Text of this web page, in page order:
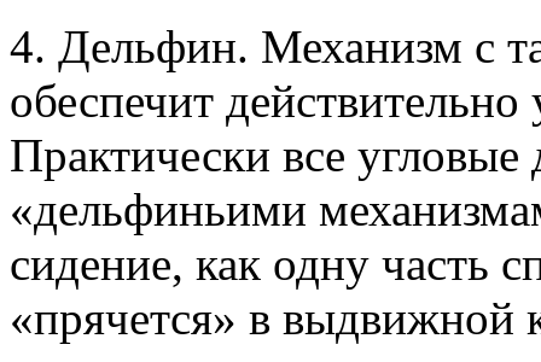
4. Дельфин. Механизм с
обеспечит
Практически все
«дельфиньими
сидение, как одну часть
«прячется» в выдвижной